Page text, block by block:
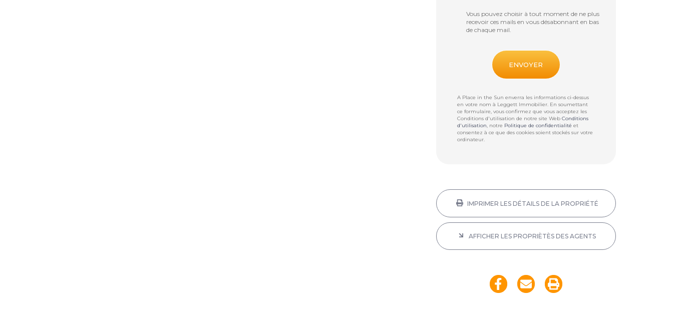
Vous pouvez choisir à tout moment de ne plus
recevoir ces mails en vous désabonnant en bas
de chaque mail.
A Place in the Sun enverra les informations ci-dessus
en votre nom à Leggett Immobilier. En soumettant
ce formulaire, vous confirmez que vous acceptez les
Conditions d'utilisation de notre site WebConditions
d'utilisation, notre Politique de confidentialité et
consentez à ce que des cookies soient stockés sur votre
ordinateur.
IMPRIMER LES DÉTAILS DE LA PROPRIÉTÉ
AFFICHER LES PROPRIÈTÈS DES AGENTS